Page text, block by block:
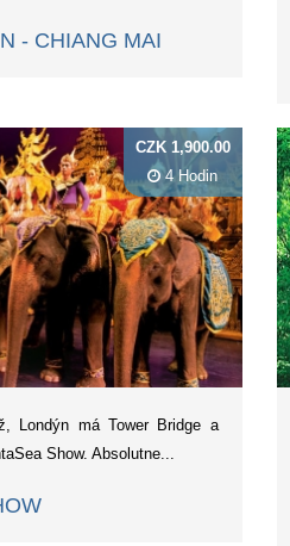
- CHIANG MAI
Londýn má Tower Bridge a
Show. Absolutne...
CZK 1,900.00
4 Hodin